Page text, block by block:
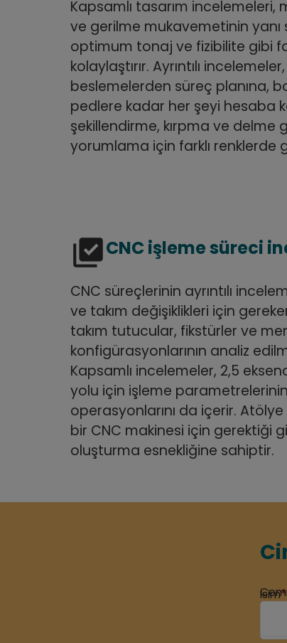
Kapsamlı tasarım incelemeleri,
ve gerilme mukavemetinin yanı
optimum tonaj ve fizibilite gibi
kolaylaştırır. Ayrıntılı
beslemelerden süreç planına,
pedlere kadar her şeyi hesaba
şekillendirme, kırpma ve delme
yorumlama için farklı renklerde
library_add_checkCNC işleme süreci
CNC süreçlerinin ayrıntılı
ve takım değişiklikleri için
takım tutucular, fikstürler ve
konfigürasyonlarının analiz
Kapsamlı incelemeler, 2,5
yolu için işleme parametrelerinin
operasyonlarını da içerir.
bir CNC makinesi için gerektiği
oluşturma esnekliğine sahiptir.
İsim*